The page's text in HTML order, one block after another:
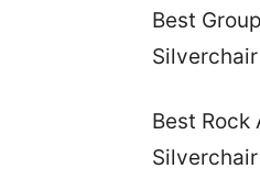
Best Group
Best Rock